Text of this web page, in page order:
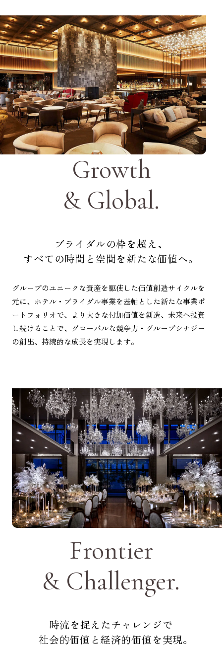
Growth
& Global.
ブライダルの枠を超え、
すべての時間と空間を新たな価値へ。
グループのユニークな資産を駆使した価値創造サイクルを
元に、ホテル・ブライダル事業を基軸とした新たな事業ポ
ートフォリオで、より大きな付加価値を創造、未来へ投資
し続けることで、グローバルな競争力・グループシナジー
の創出、持続的な成長を実現します。
Frontier
& Challenger.
時流を捉えたチャレンジで
社会的価値と経済的価値を実現。